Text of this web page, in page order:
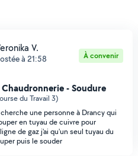
V.
à 21:58 À convenir
- Soudure
du Travail 3)
une personne à Drancy qui
en tuyau de cuivre pour
de gaz j'ai qu'un seul tuyau du
puis le souder